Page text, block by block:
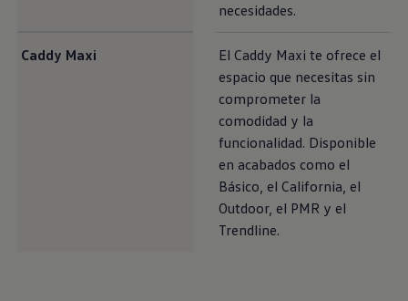
necesidades.
Caddy Maxi
El Caddy Maxi te ofrece el
espacio que necesitas sin
comprometer la
comodidad y la
funcionalidad. Disponible
en acabados como el
Básico, el California, el
Outdoor, el PMR y el
Trendline.